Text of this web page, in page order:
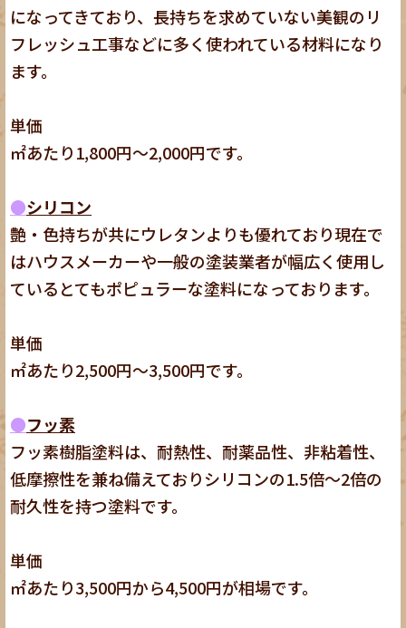
になってきており、長持ちを求めていない美観のリ
フレッシュ工事などに多く使われている材料になり
ます。
単価
㎡あたり1,800円～2,000円です。
●シリコン
艶・色持ちが共にウレタンよりも優れており現在で
はハウスメーカーや一般の塗装業者が幅広く使用し
ているとてもポピュラーな塗料になっております。
単価
㎡あたり2,500円～3,500円です。
●フッ素
フッ素樹脂塗料は、耐熱性、耐薬品性、非粘着性、
低摩擦性を兼ね備えておりシリコンの1.5倍～2倍の
耐久性を持つ塗料です。
単価
㎡あたり3,500円から4,500円が相場です。